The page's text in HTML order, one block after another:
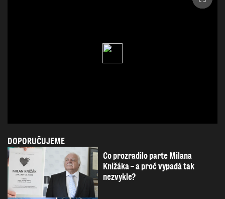
DOPORUČUJEME
Co prozradilo parte Milana
Knížáka – a proč vypadá tak
nezvykle?